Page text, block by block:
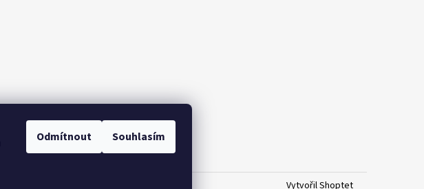
Odmítnout Souhlasím
Vytvořil Shoptet